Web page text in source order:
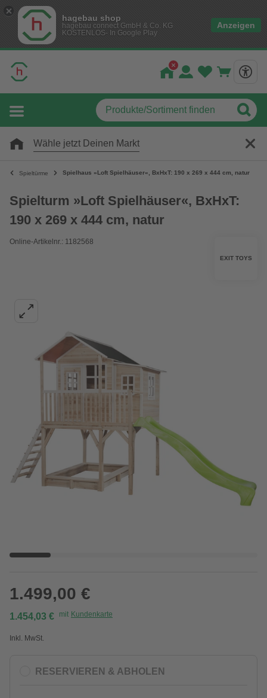
hagebau shop
hagebau connect GmbH & Co. KG
KOSTENLOS- In Google Play
Anzeigen
Wähle jetzt Deinen Markt
Spieltürme Spielhaus »Loft Spielhäuser«, BxHxT: 190 x 269 x 444 cm, natur
Spielturm »Loft Spielhäuser«, BxHxT:
190 x 269 x 444 cm, natur
Online-Artikelnr.: 1182568
EXIT TOYS
1.499,00 €
1.454,03 € mit Kundenkarte
Inkl. MwSt.
RESERVIEREN & ABHOLEN